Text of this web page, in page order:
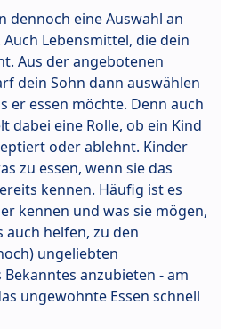
dennoch eine Auswahl an
Lebensmittel, die dein
Aus der angebotenen
dein Sohn dann auswählen
er essen möchte. Denn auch
dabei eine Rolle, ob ein Kind
oder ablehnt. Kinder
zu essen, wenn sie das
kennen. Häufig ist es
kennen und was sie mögen,
auch helfen, zu den
ungeliebten
anzubieten - am
ungewohnte Essen schnell